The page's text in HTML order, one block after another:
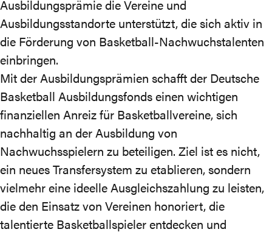
Ausbildungsprämie die Vereine und
Ausbildungsstandorte unterstützt, die sich aktiv in
die Förderung von Basketball-Nachwuchstalenten
einbringen.
Mit der Ausbildungsprämien schafft der Deutsche
Basketball Ausbildungsfonds einen wichtigen
finanziellen Anreiz für Basketballvereine, sich
nachhaltig an der Ausbildung von
Nachwuchsspielern zu beteiligen. Ziel ist es nicht,
ein neues Transfersystem zu etablieren, sondern
vielmehr eine ideelle Ausgleichszahlung zu leisten,
die den Einsatz von Vereinen honoriert, die
talentierte Basketballspieler entdecken und